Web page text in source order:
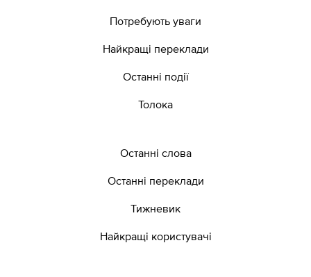
Потребують уваги
Найкращі переклади
Останні події
Толока
Останні слова
Останні переклади
Тижневик
Найкращі користувачі